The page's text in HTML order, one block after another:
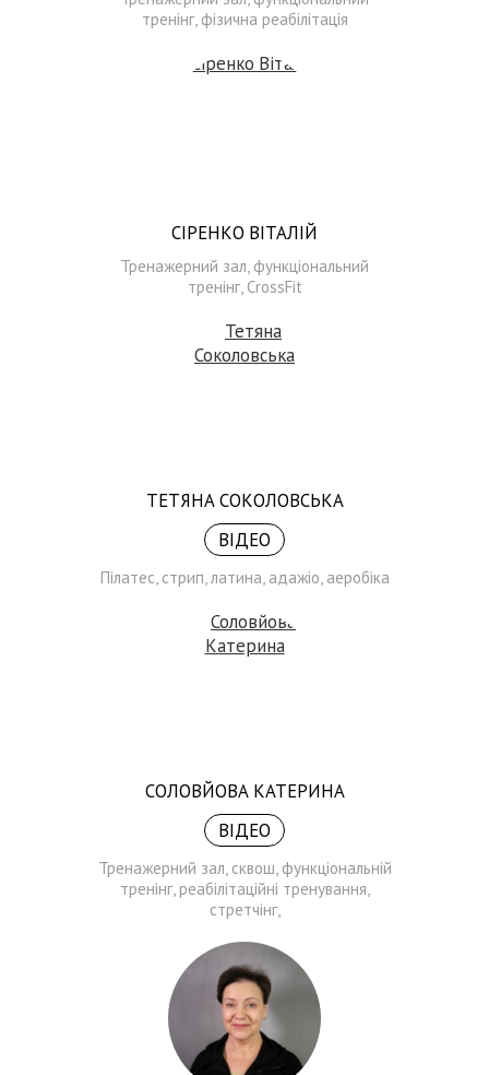
тренінг, фізична реабілітація
СІРЕНКО ВІТАЛІЙ
Тренажерний зал, функціональний
тренінг, CrossFit
ТЕТЯНА СОКОЛОВСЬКА
ВІДЕО
Пілатес, стрип, латина, адажіо, аеробіка
СОЛОВЙОВА КАТЕРИНА
ВІДЕО
Тренажерний зал, сквош, функціональній
тренінг, реабілітаційні тренування,
стретчінг,